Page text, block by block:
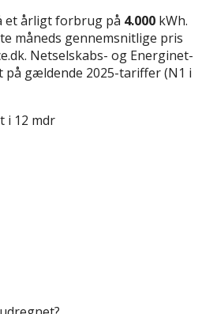
et årligt forbrug på 4.000 kWh.
måneds gennemsnitlige pris
Netselskabs- og Energinet-
gældende 2025-tariffer (N1 i
i 12 mdr